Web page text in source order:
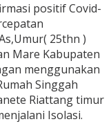
positif Covid-
25thn )
Mare Kabupaten
menggunakan
Singgah
Riattang timur
Isolasi.